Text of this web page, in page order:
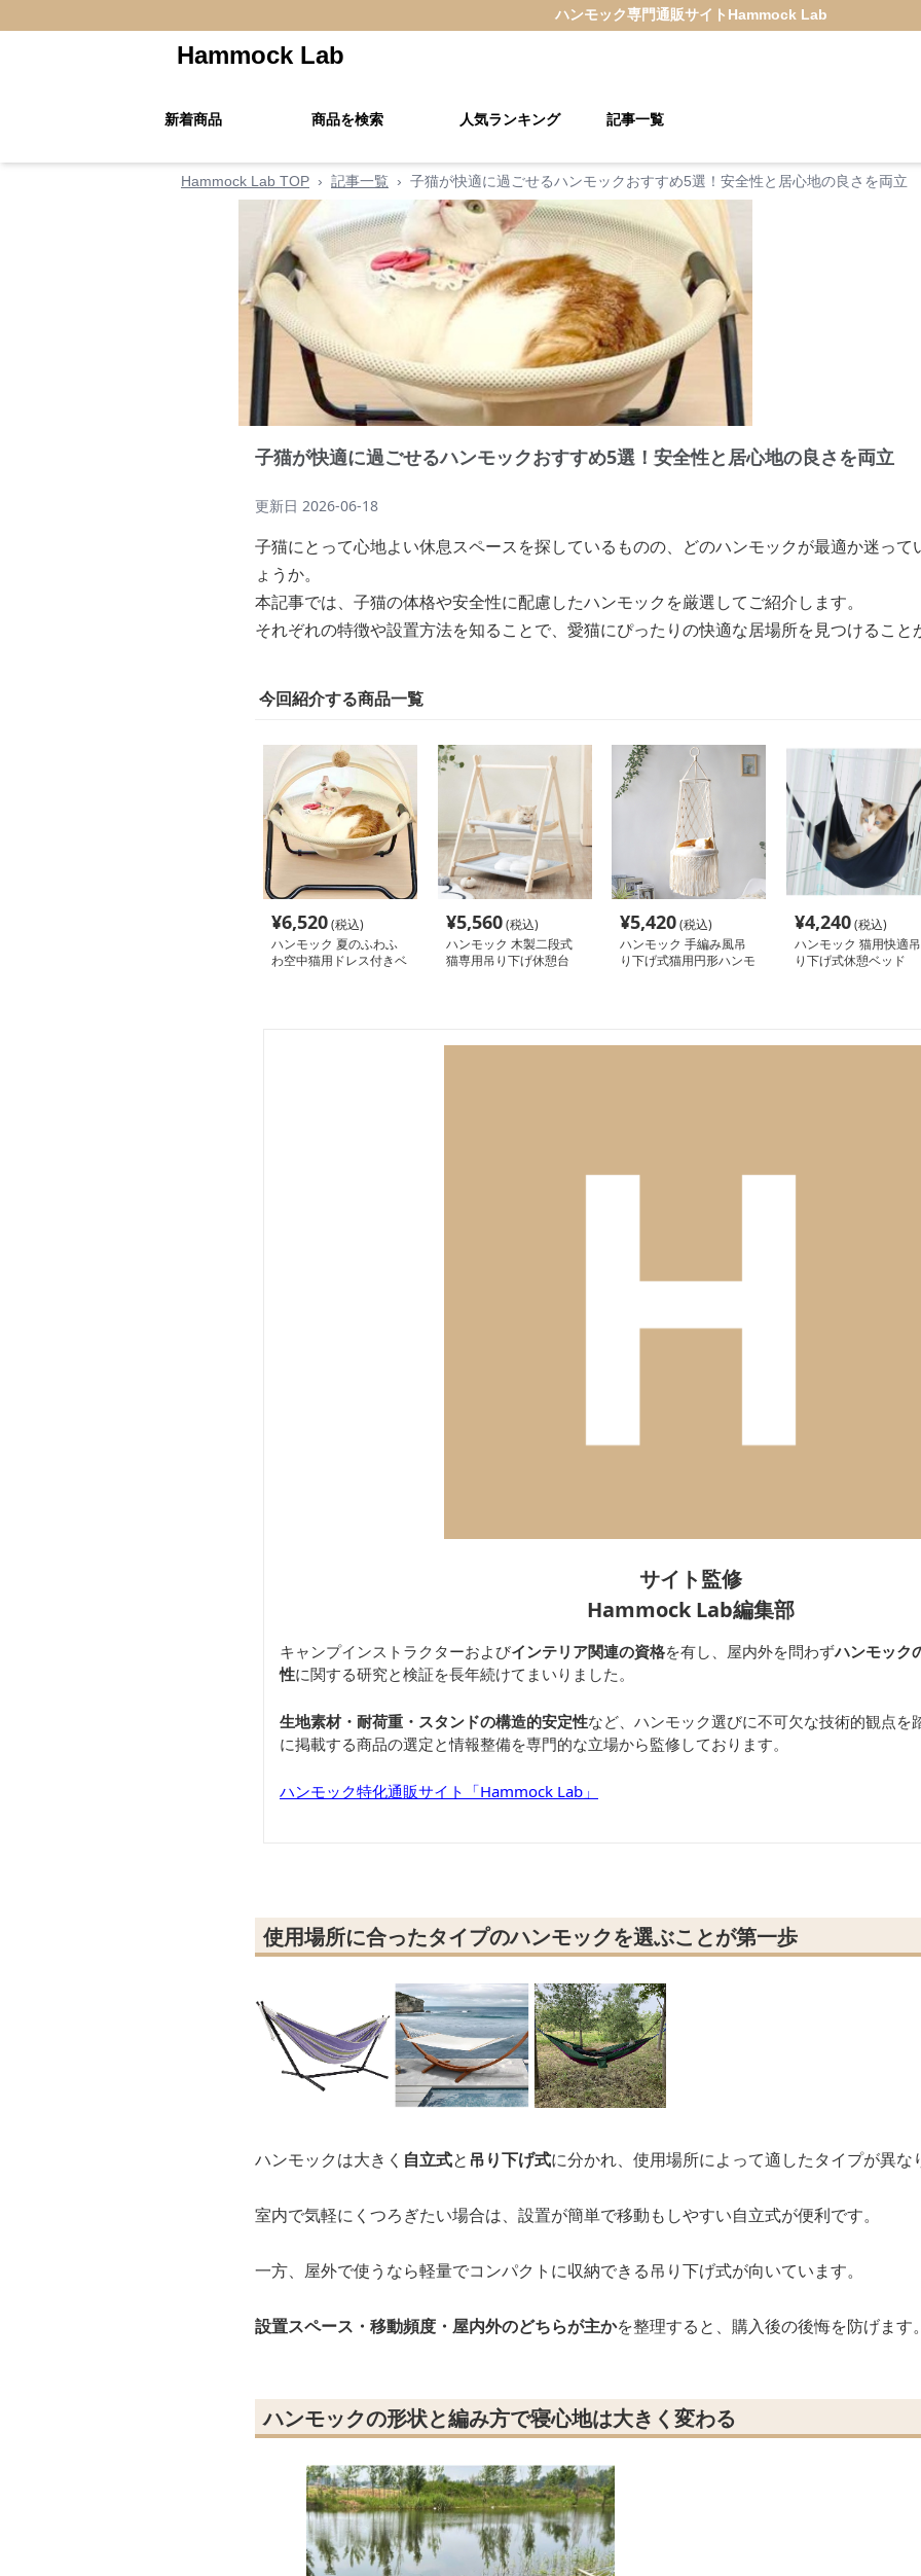
ハンモック専門通販サイト Hammock Lab
Hammock Lab
新着商品 商品を検索 人気ランキング 記事一覧
Hammock Lab TOP › 記事一覧 › 子猫が快適に過ごせるハンモックおすすめ5選！安全性と居心地の良さを両立
子猫が快適に過ごせるハンモックおすすめ5選！安全性と居心地の良さを両立
更新日 2026-06-18
子猫にとって心地よい休息スペースを探しているものの、どのハンモックが最適か迷っ
ょうか。
本記事では、子猫の体格や安全性に配慮したハンモックを厳選してご紹介します。
それぞれの特徴や設置方法を知ることで、愛猫にぴったりの快適な居場所を見つけること
今回紹介する商品一覧
¥6,520(税込)
ハンモック 夏のふわふ
わ空中猫用ドレス付きベ
¥5,560(税込)
ハンモック 木製二段式
猫専用吊り下げ休憩台
¥5,420(税込)
ハンモック 手編み風吊
り下げ式猫用円形ハンモ
¥4,240(税込)
ハンモック 猫用快適吊
り下げ式休憩ベッド
サイト監修
Hammock Lab編集部
キャンプインストラクターおよびインテリア関連の資格を有し、屋内外を問わずハンモック
性に関する研究と検証を長年続けてまいりました。
生地素材・耐荷重・スタンドの構造的安定性など、ハンモック選びに不可欠な技術的観点を
に掲載する商品の選定と情報整備を専門的な立場から監修しております。
ハンモック特化通販サイト「Hammock Lab」
使用場所に合ったタイプのハンモックを選ぶことが第一歩
ハンモックは大きく 自立式と 吊り下げ式に分かれ、使用場所によって適したタイプが異な
室内で気軽にくつろぎたい場合は、設置が簡単で移動もしやすい自立式が便利です。
一方、屋外で使うなら軽量でコンパクトに収納できる吊り下げ式が向いています。
設置スペース・移動頻度・屋内外のどちらが主かを整理すると、購入後の後悔を防げます
ハンモックの形状と編み方で寝心地は大きく変わる